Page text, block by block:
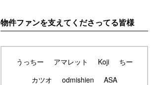
物件ファンを支えてくださってる皆様
うっちー アマレット Koji
ちー
カツオ
odmishien
ASA